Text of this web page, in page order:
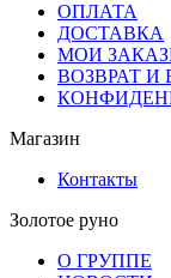
ОПЛАТА
ДОСТАВКА
МОИ
ВОЗВРАТ
Магазин
Контакты
Золотое руно
О ГРУППЕ